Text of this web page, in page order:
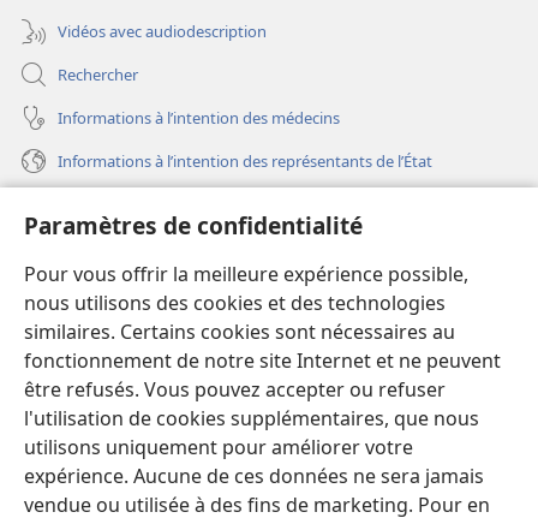
Paramètres de confidentialité
Pour vous offrir la meilleure expérience possible,
nous utilisons des cookies et des technologies
similaires. Certains cookies sont nécessaires au
fonctionnement de notre site Internet et ne peuvent
être refusés. Vous pouvez accepter ou refuser
l'utilisation de cookies supplémentaires, que nous
utilisons uniquement pour améliorer votre
expérience. Aucune de ces données ne sera jamais
vendue ou utilisée à des fins de marketing. Pour en
Vidéos avec audiodescription
Rechercher
Informations à l’intention des médecins
Informations à l’intention des représentants de l’État
(ouvre
une
nouvelle
fenêtre)
Bibliothèque en ligne
(ouvre
une
nouvelle
fenêtre)
JW Hub®
(ouvre
une
nouvelle
fenêtre)
JW Library
Watchtower Library